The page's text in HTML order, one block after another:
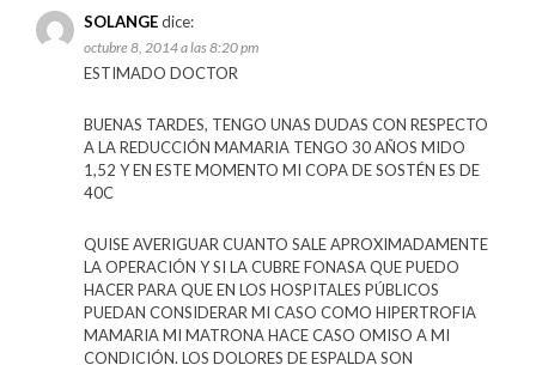
SOLANGEdice:
octubre 8, 2014 a las 8:20 pm
ESTIMADO DOCTOR
BUENAS TARDES, TENGO UNAS DUDAS CON RESPECTO
A LA REDUCCIÓN MAMARIA TENGO 30 AÑOS MIDO
1,52 Y EN ESTE MOMENTO MI COPA DE SOSTÉN ES DE
40C
QUISE AVERIGUAR CUANTO SALE APROXIMADAMENTE
LA OPERACIÓN Y SI LA CUBRE FONASA QUE PUEDO
HACER PARA QUE EN LOS HOSPITALES PÚBLICOS
PUEDAN CONSIDERAR MI CASO COMO HIPERTROFIA
MAMARIA MI MATRONA HACE CASO OMISO A MI
CONDICIÓN. LOS DOLORES DE ESPALDA SON